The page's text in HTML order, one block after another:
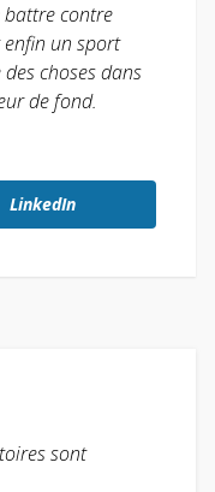
battre contre
enfin un sport
choses dans
de fond.
LinkedIn
sont